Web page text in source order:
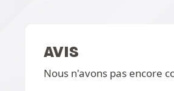
AVIS
Nous n'avons pas encore